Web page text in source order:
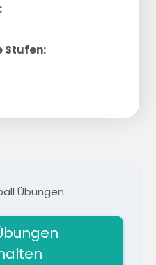
Stufen:
Übungen